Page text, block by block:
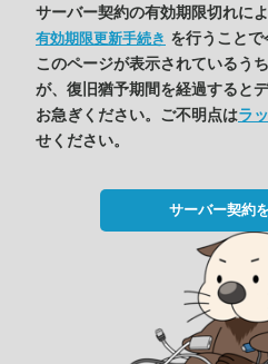
サーバー契約の有効期限切れに
有効期限更新手続き を行うことで
このページが表示されているう
が、復旧猶予期間を経過すると
お急ぎください。ご不明点はラ
せください。
サーバー契約